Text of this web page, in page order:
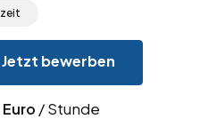
Jetzt bewerben
Euro / Stunde